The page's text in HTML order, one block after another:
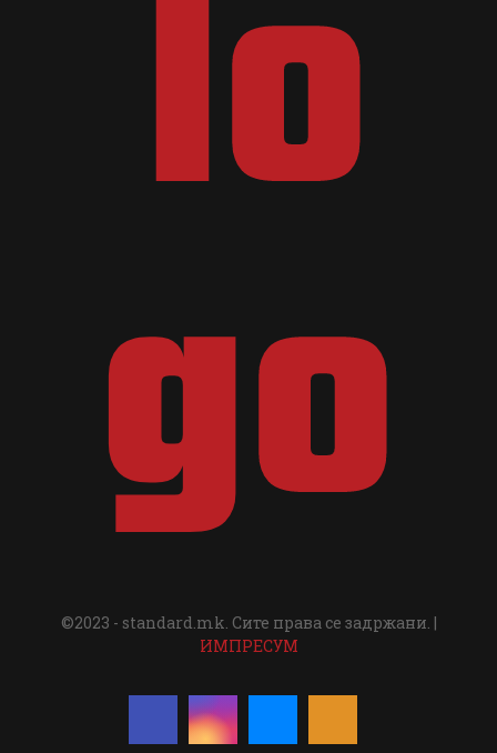
©2023 - standard.mk. Сите права се задржани. |
ИМПРЕСУМ